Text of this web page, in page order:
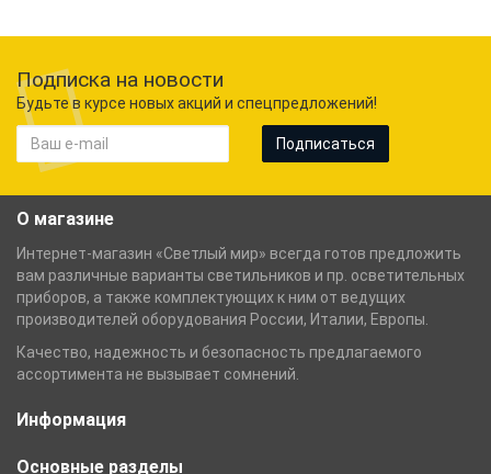
Подписка на новости
Будьте в курсе новых акций и спецпредложений!
Подписаться
О магазине
Интернет-магазин «Светлый мир» всегда готов предложить
вам различные варианты светильников и пр. осветительных
приборов, а также комплектующих к ним от ведущих
производителей оборудования России, Италии, Европы.
Качество, надежность и безопасность предлагаемого
ассортимента не вызывает сомнений.
Информация
Основные разделы